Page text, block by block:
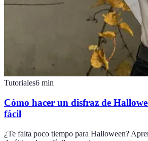
Tutoriales6 min
Cómo hacer un disfraz de
fácil
¿Te falta poco tiempo para Halloween?